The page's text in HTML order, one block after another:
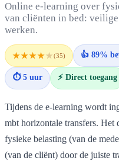
Online e-learning over
van cliënten in bed:
werken.
★★★★★(35) 👍 89%
⏱ 5 uur ⚡ Direct toegang
Tijdens de e-learning wordt
mbt horizontale transfers.
fysieke belasting (van de
(van de cliënt) door de juiste